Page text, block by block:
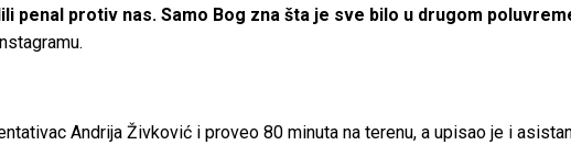
penal protiv nas. Samo Bog zna šta je sve bilo u drugom
Andrija Živković i proveo 80 minuta na terenu, a upisao je i